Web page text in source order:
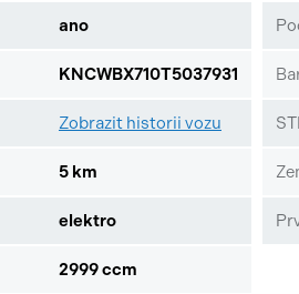
ano
KNCWBX710T5037931
Zobrazit historii vozu
5 km
elektro
2999 ccm